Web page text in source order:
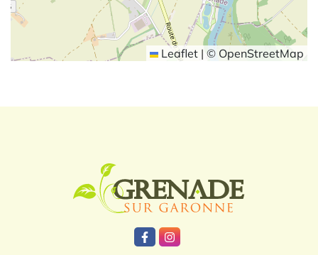
Leaflet | © OpenStreetMap
Lien vers le compte Facebook
Lien vers le compte